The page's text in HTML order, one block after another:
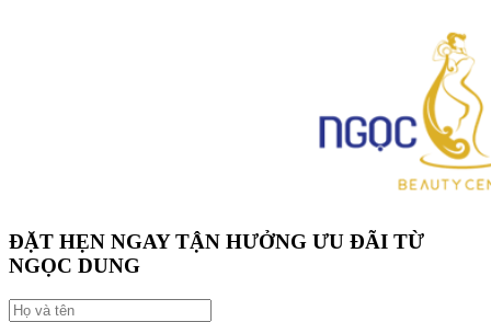
ĐẶT HẸN NGAY TẬN HƯỞNG ƯU ĐÃI TỪ
NGỌC DUNG